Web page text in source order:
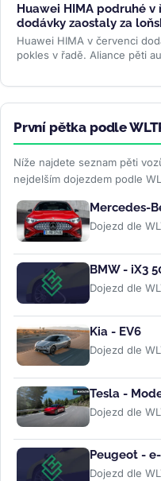
Huawei HIMA podruhé
dodávky zaostaly za
Huawei HIMA v červenci
pokles v řadě. Aliance pěti
První pětka podle
Níže najdete seznam pěti
nejdelším dojezdem podle
Mercedes-
Dojezd dle
BMW - iX3
Dojezd dle
Kia - EV6
Dojezd dle
Tesla -
Dojezd dle
Peugeot -
Dojezd dle